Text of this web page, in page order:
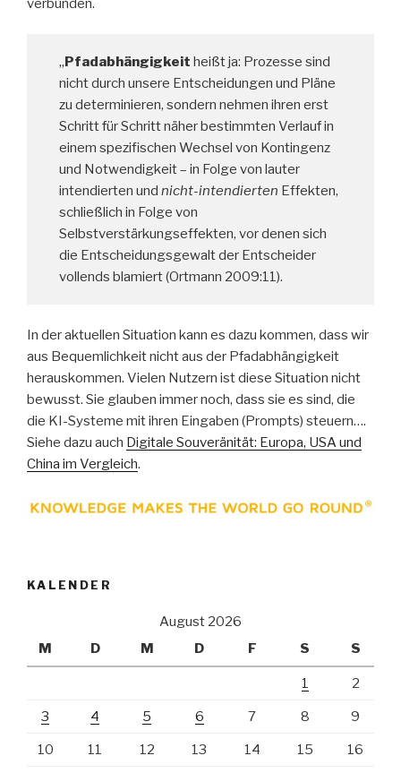
verbunden.
„Pfadabhängigkeit heißt ja: Prozesse sind
nicht durch unsere Entscheidungen und Pläne
zu determinieren, sondern nehmen ihren erst
Schritt für Schritt näher bestimmten Verlauf in
einem spezifischen Wechsel von Kontingenz
und Notwendigkeit – in Folge von lauter
intendierten und nicht-intendierten Effekten,
schließlich in Folge von
Selbstverstärkungseffekten, vor denen sich
die Entscheidungsgewalt der Entscheider
vollends blamiert (Ortmann 2009:11).
In der aktuellen Situation kann es dazu kommen, dass wir
aus Bequemlichkeit nicht aus der Pfadabhängigkeit
herauskommen. Vielen Nutzern ist diese Situation nicht
bewusst. Sie glauben immer noch, dass sie es sind, die
die KI-Systeme mit ihren Eingaben (Prompts) steuern….
Siehe dazu auch Digitale Souveränität: Europa, USA und
China im Vergleich.
KALENDER
August 2026
M
D M D F S S
1 2
3 4 5 6 7 8 9
10 11 12 13 14 15 16